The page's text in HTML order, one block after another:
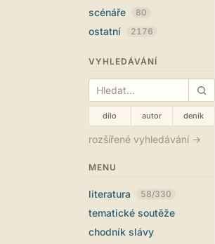
scénáře 80
ostatní 2176
VYHLEDÁVÁNÍ
dílo autor deník
rozšířené vyhledávání →
MENU
literatura 58/330
tematické soutěže
chodník slávy